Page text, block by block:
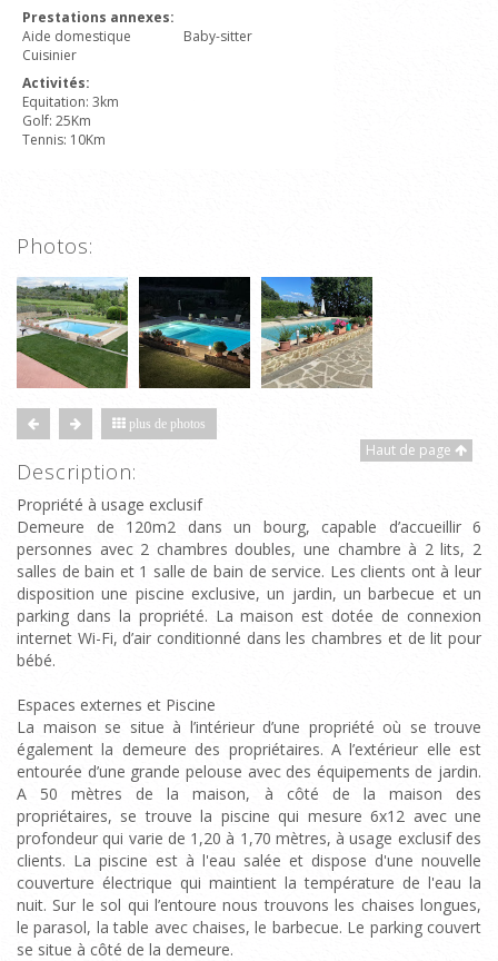
Prestations annexes:
Aide domestique
Baby-sitter
Cuisinier
Activités:
Equitation: 3km
Golf: 25Km
Tennis: 10Km
Photos:
plus de photos
Haut de page
Description:
Propriété à usage exclusif
Demeure de 120m2 dans un bourg, capable d’accueillir 6
personnes avec 2 chambres doubles, une chambre à 2 lits, 2
salles de bain et 1 salle de bain de service. Les clients ont à leur
disposition une piscine exclusive, un jardin, un barbecue et un
parking dans la propriété. La maison est dotée de connexion
internet Wi-Fi, d’air conditionné dans les chambres et de lit pour
bébé.
Espaces externes et Piscine
La maison se situe à l’intérieur d’une propriété où se trouve
également la demeure des propriétaires. A l’extérieur elle est
entourée d’une grande pelouse avec des équipements de jardin.
A 50 mètres de la maison, à côté de la maison des
propriétaires, se trouve la piscine qui mesure 6x12 avec une
profondeur qui varie de 1,20 à 1,70 mètres, à usage exclusif des
clients. La piscine est à l'eau salée et dispose d'une nouvelle
couverture électrique qui maintient la température de l'eau la
nuit. Sur le sol qui l’entoure nous trouvons les chaises longues,
le parasol, la table avec chaises, le barbecue. Le parking couvert
se situe à côté de la demeure.